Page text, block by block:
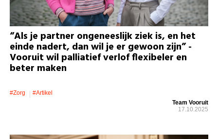
“Als je partner ongeneeslijk ziek is, en het
einde nadert, dan wil je er gewoon zijn” -
Vooruit wil palliatief verlof flexibeler en
beter maken
#zorg
#artikel
Team Vooruit
17.10.2025